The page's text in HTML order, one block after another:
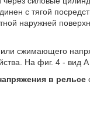
с тягой
наружней
сжимающего
На фиг. 4 - вид А
в рельсе